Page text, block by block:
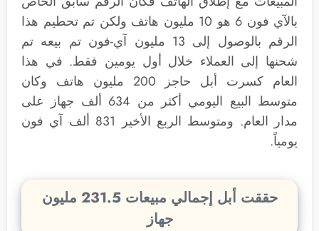
بالآي فون 6 هو 10 مليون هاتف ولكن تم تحطيم هذا
الرقم بالوصول إلى 13 مليون آي-فون تم بيعه تم
شحنها إلى العملاء خلال أول يومين فقط. في هذا
العام كسرت أبل حاجز 200 مليون هاتف وكان
متوسط البيع اليومي أكثر من 634 ألف جهاز على
مدار العام. ومتوسط الربع الأخير 831 ألف آي فون
يومياً.
حققت أبل إجمالي مبيعات 231.5 مليون
جهاز